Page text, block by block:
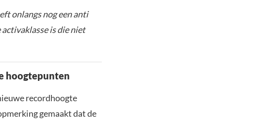
onlangs nog een anti
is die niet
hoogtepunten
recordhoogte
gemaakt dat de